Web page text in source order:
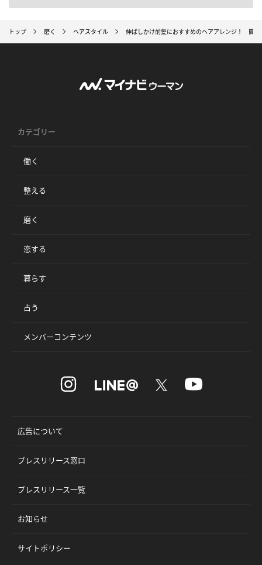
トップ 磨く ヘアスタイル 伸ばしかけ前髪におすすめのヘアアレンジ！ 簡単
カテゴリー
働く
整える
磨く
恋する
暮らす
占う
メンバーコンテンツ
広告について
プレスリリース窓口
プレスリリース一覧
お知らせ
サイトポリシー